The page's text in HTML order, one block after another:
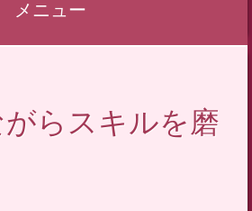
メニュー
らスキルを磨